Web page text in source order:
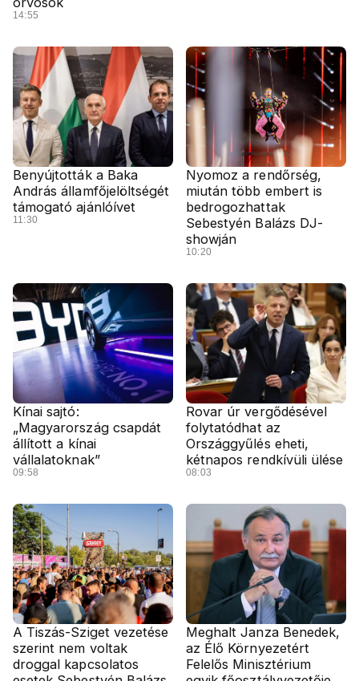
14:55
Benyújtották a Baka
András államfőjelöltségét
támogató ajánlóívet
11:30
Nyomoz a rendőrség,
miután több embert is
bedrogozhattak
Sebestyén Balázs DJ-
showján
10:20
Kínai sajtó:
„Magyarország csapdát
állított a kínai
vállalatoknak”
09:58
Rovar úr vergődésével
folytatódhat az
Országgyűlés eheti,
kétnapos rendkívüli ülése
08:03
A Tiszás-Sziget vezetése
szerint nem voltak
droggal kapcsolatos
Meghalt Janza Benedek,
az Élő Környezetért
Felelős Minisztérium